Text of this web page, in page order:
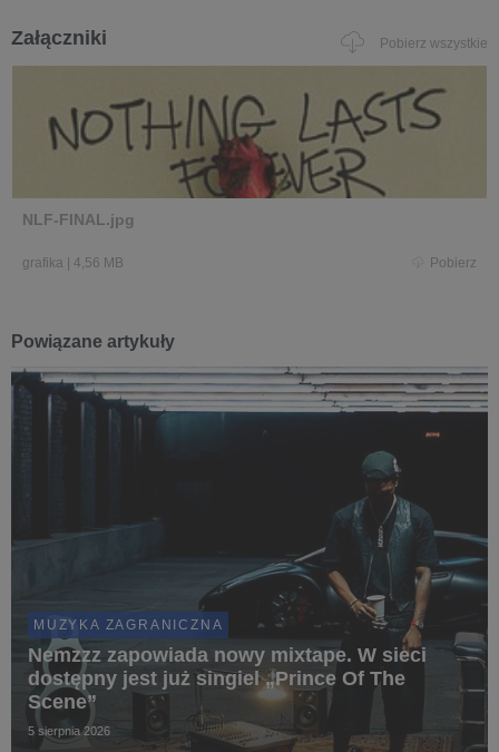
Załączniki Pobierz wszystkie
NLF-FINAL.jpg
grafika 4,56 MB Pobierz
Powiązane artykuły
MUZYKA ZAGRANICZNA
Nemzzz zapowiada nowy mixtape. W sieci
dostępny jest już singiel „Prince Of The
Scene”
5 sierpnia 2026